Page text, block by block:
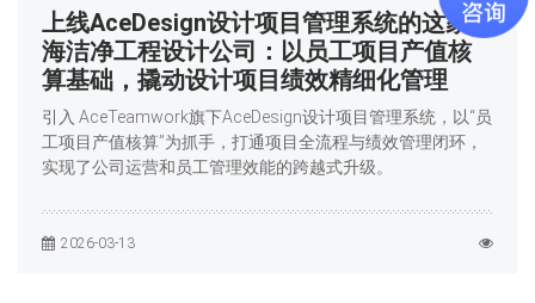
上线AceDesign设计项目管理系统的这家上
海洁净工程设计公司：以员工项目产值核
算基础，撬动设计项目绩效精细化管理
引入 AceTeamwork旗下AceDesign设计项目管理系统，以“员
工项目产值核算”为抓手，打通项目全流程与绩效管理闭环，
实现了公司运营和员工管理效能的跨越式升级。
2026-03-13